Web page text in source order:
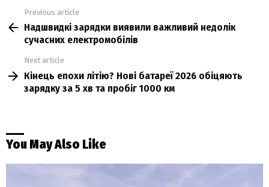
more
Previous article
Надшвидкі зарядки виявили важливий недолік
сучасних електромобілів
Next article
Кінець епохи літію? Нові батареї 2026 обіцяють
зарядку за 5 хв та пробіг 1000 км
You May Also Like